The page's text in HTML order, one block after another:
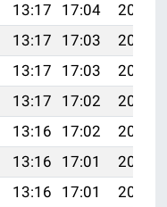
13:17 17:04
20:11
13:17 17:03
20:10
13:17 17:03
20:09
13:17 17:02
20:08
13:16 17:02
20:06
13:16 17:01
20:05
13:16 17:01
20:04